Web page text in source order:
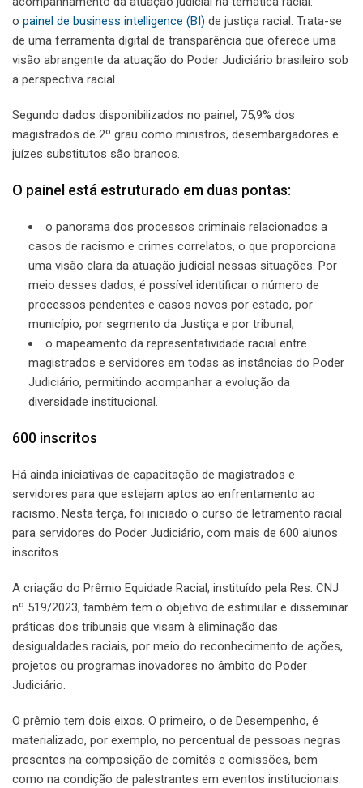
o painel de business intelligence (BI) de justiça racial. Trata-se
de uma ferramenta digital de transparência que oferece uma
visão abrangente da atuação do Poder Judiciário brasileiro sob
a perspectiva racial.
Segundo dados disponibilizados no painel, 75,9% dos
magistrados de 2º grau como ministros, desembargadores e
juízes substitutos são brancos.
O painel está estruturado em duas pontas:
o panorama dos processos criminais relacionados a
casos de racismo e crimes correlatos, o que proporciona
uma visão clara da atuação judicial nessas situações. Por
meio desses dados, é possível identificar o número de
processos pendentes e casos novos por estado, por
município, por segmento da Justiça e por tribunal;
o mapeamento da representatividade racial entre
magistrados e servidores em todas as instâncias do Poder
Judiciário, permitindo acompanhar a evolução da
diversidade institucional.
600 inscritos
Há ainda iniciativas de capacitação de magistrados e
servidores para que estejam aptos ao enfrentamento ao
racismo. Nesta terça, foi iniciado o curso de letramento racial
para servidores do Poder Judiciário, com mais de 600 alunos
inscritos.
A criação do Prêmio Equidade Racial, instituído pela Res. CNJ
nº 519/2023, também tem o objetivo de estimular e disseminar
práticas dos tribunais que visam à eliminação das
desigualdades raciais, por meio do reconhecimento de ações,
projetos ou programas inovadores no âmbito do Poder
Judiciário.
O prêmio tem dois eixos. O primeiro, o de Desempenho, é
materializado, por exemplo, no percentual de pessoas negras
presentes na composição de comitês e comissões, bem
como na condição de palestrantes em eventos institucionais.